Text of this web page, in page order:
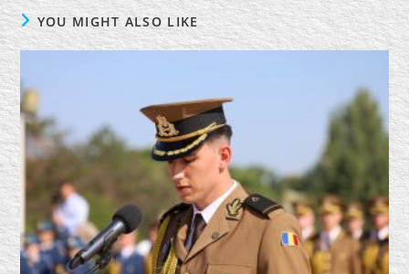
YOU MIGHT ALSO LIKE